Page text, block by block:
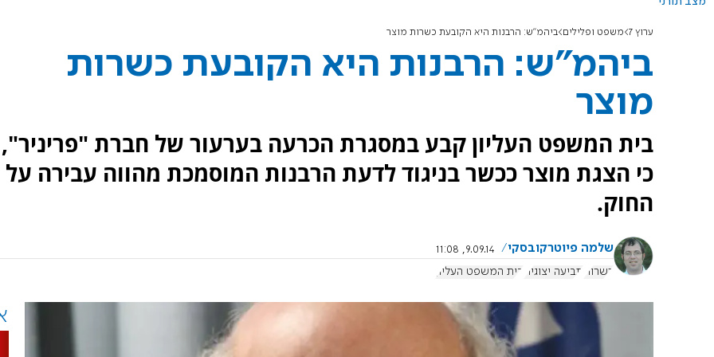
ערוץ 7 משפט ופלילים ביהמ"ש: הרבנות היא הקובעת כשרות מוצר
ביהמ"ש: הרבנות היא הקובעת כשרות
מוצר
בית המשפט העליון קבע במסגרת הכרעה בערעור של חברת "פריניר",
כי הצגת מוצר ככשר בניגוד לדעת הרבנות המוסמכת מהווה עבירה על
החוק.
שלמה פיוטרקובסקי
9.09.14, 11:08
כשרות
תביעה יצוגית בית המשפט העליון